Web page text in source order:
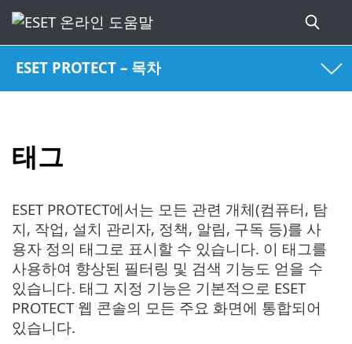
ESET PROTECT – 목차
태그
ESET PROTECT에서는 모든 관련 개체(컴퓨터, 탐
지, 작업, 설치 관리자, 정책, 알림, 구독 등)를 사
용자 정의 태그로 표시할 수 있습니다. 이 태그를
사용하여 향상된 필터링 및 검색 기능도 얻을 수
있습니다. 태그 지정 기능은 기본적으로 ESET
PROTECT 웹 콘솔의 모든 주요 화면에 통합되어
있습니다.